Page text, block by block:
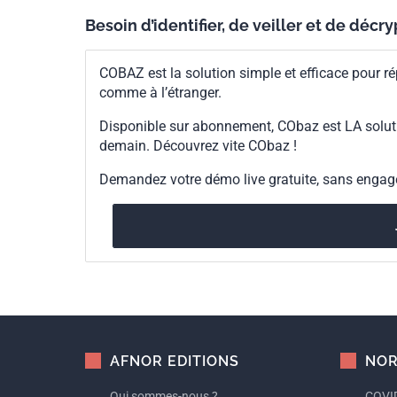
renforce aussi les liens avec
détaillées des méthodes
Besoin d’identifier, de veiller et de
COBAZ est la solution simple et efficace pour
comme à l’étranger.
Disponible sur abonnement, CObaz est LA
demain. Découvrez vite CObaz !
Demandez votre démo live gratuite, sans
AFNOR EDITIONS